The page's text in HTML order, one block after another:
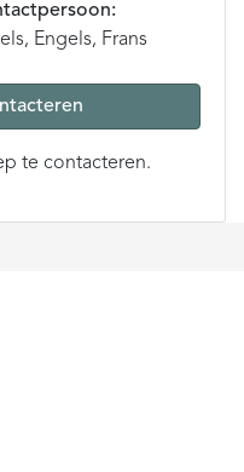
Engels, Frans
te contacteren.